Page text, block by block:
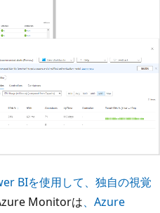
BIを使用して、独自の視覚
Monitorは、Azure